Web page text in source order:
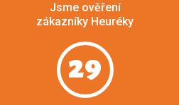
Jsme ověření
zákazníky Heuréky
29